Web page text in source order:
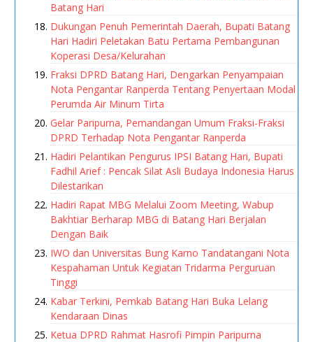
Batang Hari
Dukungan Penuh Pemerintah Daerah, Bupati Batang
Hari Hadiri Peletakan Batu Pertama Pembangunan
Koperasi Desa/Kelurahan
Fraksi DPRD Batang Hari, Dengarkan Penyampaian
Nota Pengantar Ranperda Tentang Penyertaan Modal
Perumda Air Minum Tirta
Gelar Paripurna, Pemandangan Umum Fraksi-Fraksi
DPRD Terhadap Nota Pengantar Ranperda
Hadiri Pelantikan Pengurus IPSI Batang Hari, Bupati
Fadhil Arief : Pencak Silat Asli Budaya Indonesia Harus
Dilestarikan
Hadiri Rapat MBG Melalui Zoom Meeting, Wabup
Bakhtiar Berharap MBG di Batang Hari Berjalan
Dengan Baik
IWO dan Universitas Bung Karno Tandatangani Nota
Kespahaman Untuk Kegiatan Tridarma Perguruan
Tinggi
Kabar Terkini, Pemkab Batang Hari Buka Lelang
Kendaraan Dinas
Ketua DPRD Rahmat Hasrofi Pimpin Paripurna